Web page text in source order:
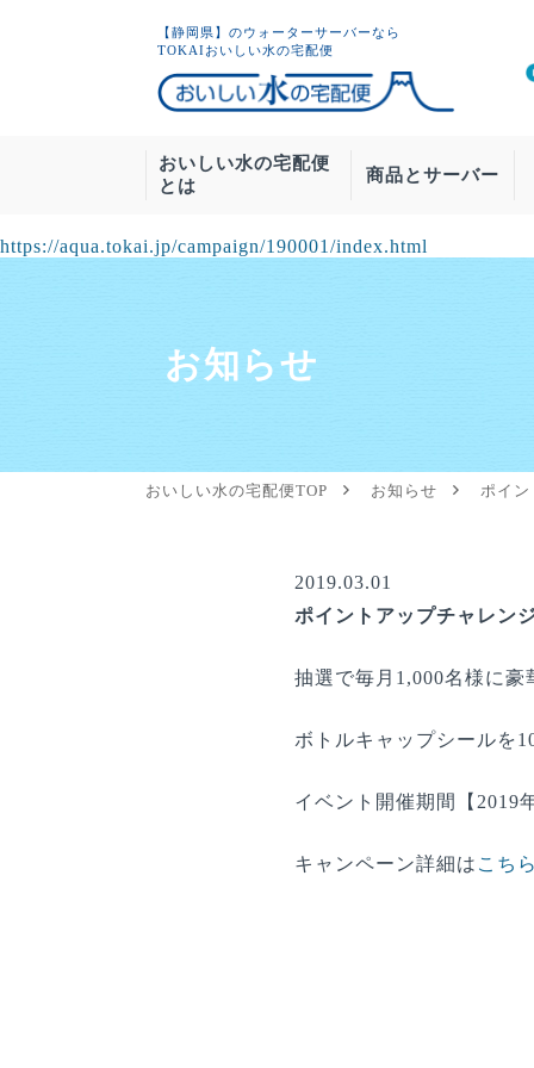
【静岡県】のウォーターサーバーなら
TOKAIおいしい水の宅配便
おいしい水の宅配便
とは
商品とサーバー
https://aqua.tokai.jp/campaign/190001/index.html
お知らせ
おいしい水の宅配便TOP お知らせ ポイ
2019.03.01
ポイントアップチャレン
抽選で毎月1,000名様に豪
ボトルキャップシールを
イベント開催期間【2019
キャンペーン詳細は こち